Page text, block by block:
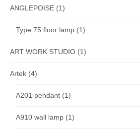
ANGLEPOISE (1)
Type 75 floor lamp (1)
ART WORK STUDIO (1)
Artek (4)
A201 pendant (1)
A910 wall lamp (1)